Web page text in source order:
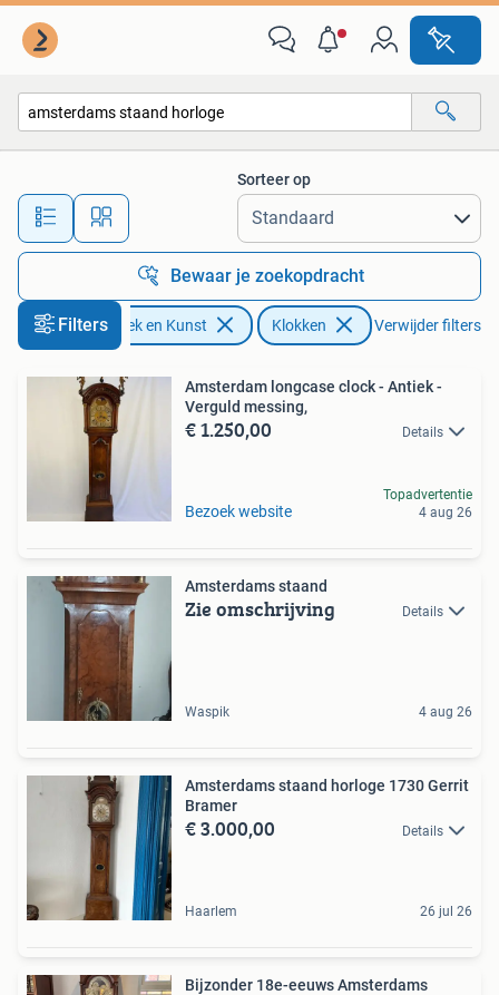
Alle afstanden…
Sorteer op
Bewaar je zoekopdracht
FiltersAntiek en Kunst Klokken Verwijder filters
Amsterdam longcase clock - Antiek -
Verguld messing,
€ 1.250,00 Details
Bezoek website
Topadvertentie
4 aug 26
Amsterdams staand
Zie omschrijving Details
Waspik 4 aug 26
Amsterdams staand horloge 1730 Gerrit
Bramer
€ 3.000,00 Details
Haarlem 26 jul 26
Bijzonder 18e-eeuws Amsterdams